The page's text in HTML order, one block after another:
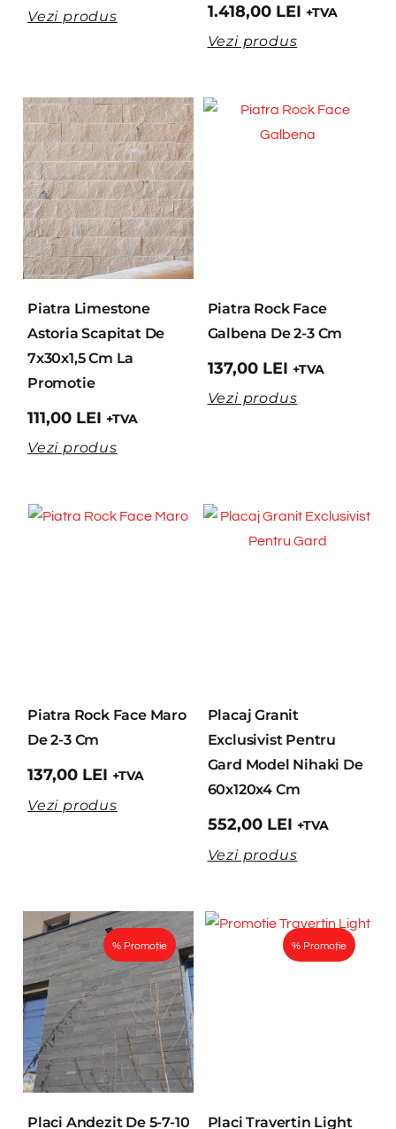
Vezi produs 1.418,00 LEI +TVA
Vezi produs
Piatra Limestone
Astoria Scapitat De
7x30x1,5 Cm La
Promotie
111,00 LEI +TVA
Vezi produs
Piatra Rock Face
Galbena De 2-3 Cm
137,00 LEI +TVA
Vezi produs
Piatra Rock Face Maro
De 2-3 Cm
137,00 LEI +TVA
Vezi produs
Placaj Granit
Exclusivist Pentru
Gard Model Nihaki De
60x120x4 Cm
552,00 LEI +TVA
Vezi produs
% Promoție
Placi Andezit De 5-7-10
% Promoție
Placi Travertin Light